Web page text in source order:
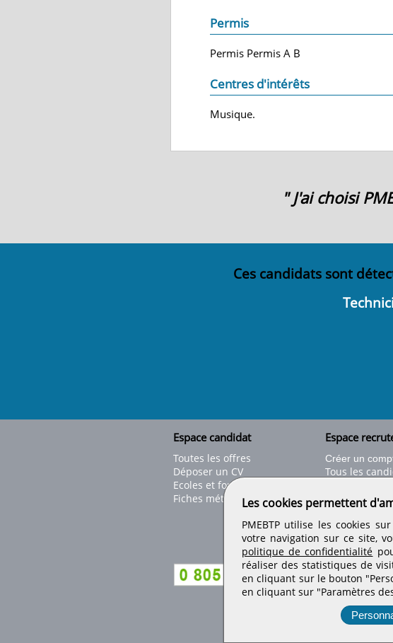
Permis
Permis Permis A B
Centres d'intérêts
Musique.
" J'ai choisi
Ces candidats sont
Espace candidat
Toutes les offres
Déposer un CV
Ecoles et formations
Fiches métiers
Espace
Créer un
Tous les
Déposer une
Nos tarifs
Les cookies permettent
PMEBTP utilise les cookies
votre navigation sur ce site,
politique de confidentialité
réaliser des statistiques de
en cliquant sur le bouton
en cliquant sur "Paramètres